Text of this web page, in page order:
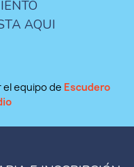
AQUI
equipo de Escudero